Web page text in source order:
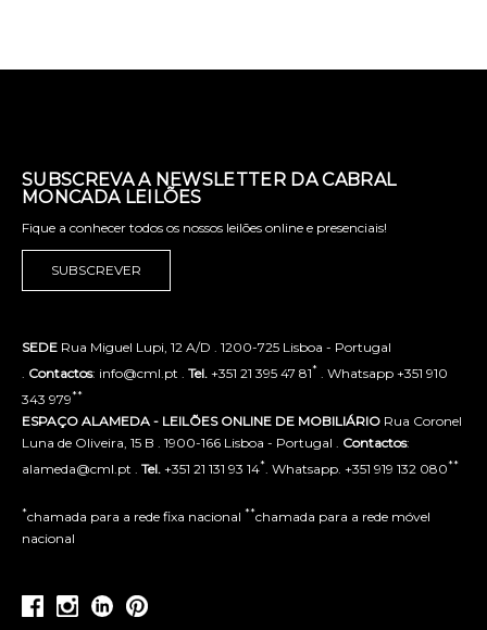
SUBSCREVA A NEWSLETTER DA CABRAL
MONCADA LEILÕES
Fique a conhecer todos os nossos leilões online e presenciais!
SUBSCREVER
SEDE Rua Miguel Lupi, 12 A/D . 1200-725 Lisboa - Portugal
Contactos: info@cml.pt . Tel. +351 21 395 47 81* . Whatsapp +351 910
343 979**
ESPAÇO ALAMEDA - LEILÕES ONLINE DE MOBILIÁRIO Rua Coronel
Luna de Oliveira, 15 B . 1900-166 Lisboa - Portugal . Contactos:
alameda@cml.pt . Tel. +351 21 131 93 14* . Whatsapp. +351 919 132 080**
*chamada para a rede fixa nacional **chamada para a rede móvel
nacional